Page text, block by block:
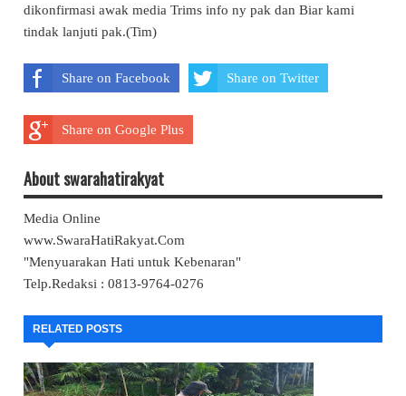
dikonfirmasi awak media Trims info ny pak dan Biar kami
tindak lanjuti pak.(Tim)
Share on Facebook Share on Twitter
Share on Google Plus
About swarahatirakyat
Media Online
www.SwaraHatiRakyat.Com
"Menyuarakan Hati untuk Kebenaran"
Telp.Redaksi : 0813-9764-0276
RELATED POSTS